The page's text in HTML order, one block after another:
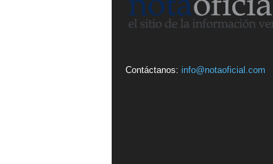
Contáctanos: info@notaoficial.com